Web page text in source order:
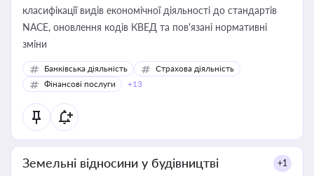
класифікації видів економічної діяльності до стандартів
NACE, оновлення кодів КВЕД та пов'язані нормативні
зміни
Банківська діяльність
Страхова діяльність
Фінансові послуги
+13
Земельні відносини у будівництві +1